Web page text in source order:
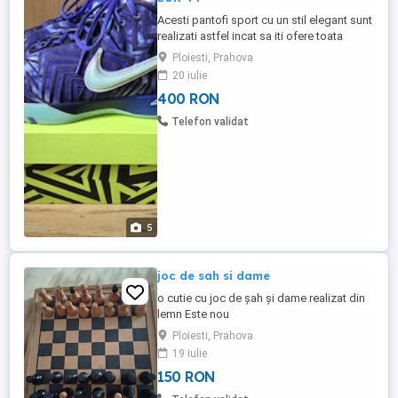
5
Acesti pantofi sport cu un stil elegant sunt
realizati astfel incat sa iti ofere toata
stabilitatea de care ai nevoie pentru
fiecare saritura si aterizare pe care o ai de
facut. Culoare: Persian Violet White (violet
prună) Sistem de inchidere cu sireturi
Detaliu cu logo-ul Swoosh Varf rotund
Ploiesti, Prahova
20 iulie
400 RON
Telefon validat
joc de sah si dame
o cutie cu joc de șah și dame realizat din
lemn Este nou
Ploiesti, Prahova
19 iulie
150 RON